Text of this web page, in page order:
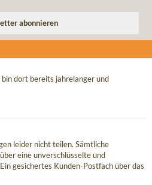
dort bereits jahrelanger und
leider nicht teilen. Sämtliche
eine unverschlüsselte und
gesichertes Kunden-Postfach über das